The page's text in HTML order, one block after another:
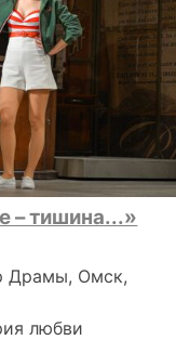
– тишина...»
Драмы, Омск,
любви